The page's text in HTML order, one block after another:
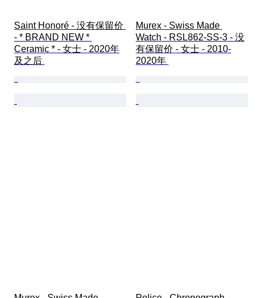
Saint Honoré - 没有保留价
- * BRAND NEW *
Ceramic * - 女士 - 2020年
及之后
Murex - Swiss Made
Watch - RSL862-SS-3 - 没
有保留价 - 女士 - 2010-
2020年